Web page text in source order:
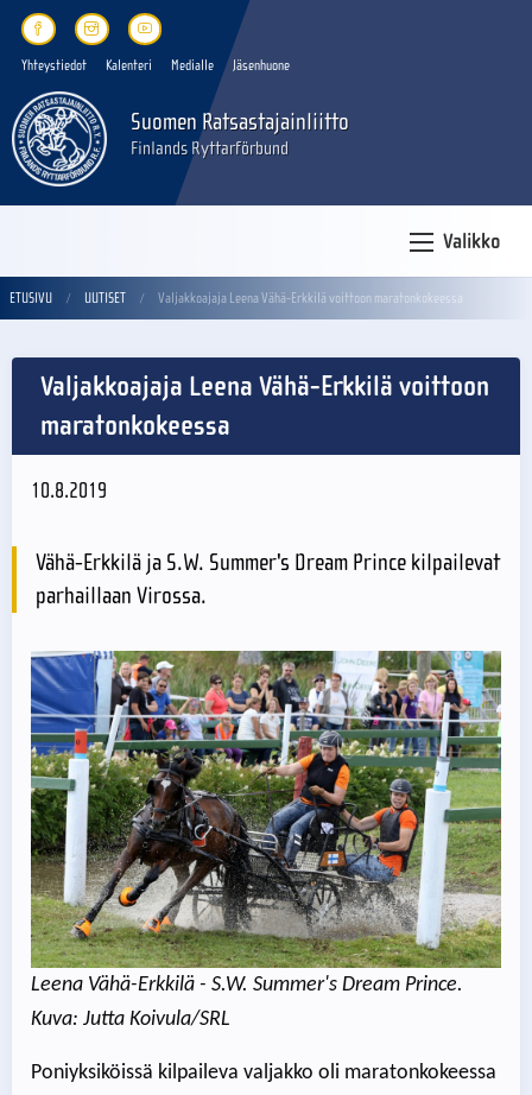
Yhteystiedot Kalenteri Medialle Jäsenhuone
Suomen Ratsastajainliitto
Finlands Ryttarförbund
Valikko
ETUSIVU UUTISET Valjakkoajaja Leena Vähä-Erkkilä voittoon maratonkokeessa
Valjakkoajaja Leena Vähä-Erkkilä voittoon
maratonkokeessa
10.8.2019
Vähä-Erkkilä ja S.W. Summer's Dream Prince kilpailevat
parhaillaan Virossa.
Leena Vähä-Erkkilä - S.W. Summer's Dream Prince.
Kuva: Jutta Koivula/SRL
Poniyksiköissä kilpaileva valjakko oli maratonkokeessa